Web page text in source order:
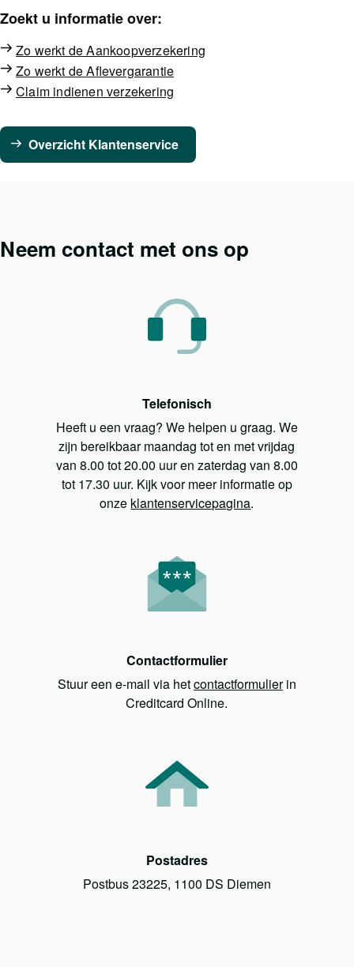
Zoekt u informatie over:
Zo werkt de Aankoopverzekering
Zo werkt de Aflevergarantie
Claim indienen verzekering
Overzicht Klantenservice
Neem contact met ons op
Telefonisch
Heeft u een vraag? We helpen u graag. We
zijn bereikbaar maandag tot en met vrijdag
van 8.00 tot 20.00 uur en zaterdag van 8.00
tot 17.30 uur. Kijk voor meer informatie op
onze klantenservicepagina.
Contactformulier
Stuur een e-mail via hetcontactformulierin
Creditcard Online.
Postadres
Postbus 23225, 1100 DS Diemen